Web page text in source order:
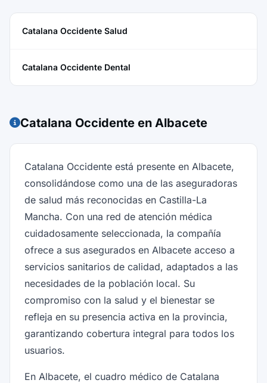
Catalana Occidente Salud
Catalana Occidente Dental
Catalana Occidente en Albacete
Catalana Occidente está presente en Albacete,
consolidándose como una de las aseguradoras
de salud más reconocidas en Castilla-La
Mancha. Con una red de atención médica
cuidadosamente seleccionada, la compañía
ofrece a sus asegurados en Albacete acceso a
servicios sanitarios de calidad, adaptados a las
necesidades de la población local. Su
compromiso con la salud y el bienestar se
refleja en su presencia activa en la provincia,
garantizando cobertura integral para todos los
usuarios.
En Albacete, el cuadro médico de Catalana